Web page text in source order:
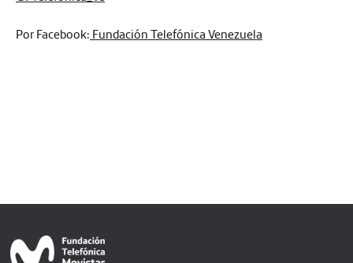
Por Facebook: Fundación Telefónica Venezuela